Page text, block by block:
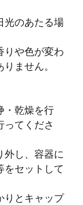
光のあたる場
や色が変わ
ません。
・乾燥を行
ってくださ
し、容器に
をセットして
りとキャップ